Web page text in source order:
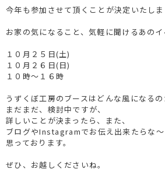
今年も参加させて頂くことが決定いたし
お家の気になること、気軽に聞けるあのイ
１０月２５日(土)
１０月２６日(日)
１０時～１６時
うずくぼ工房のブースはどんな風になる
まだまだ、検討中ですが、
詳しいことが決まったら、また、
ブログやInstagramでお伝え出来たらな～
思っております。
ぜひ、お越しくださいね。